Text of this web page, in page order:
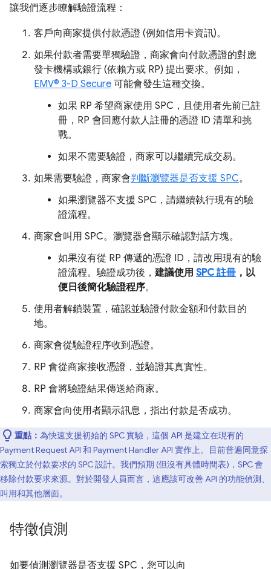
讓我們逐步瞭解驗證流程：
客戶向商家提供付款憑證 (例如信用卡資訊)。
如果付款者需要單獨驗證，商家會向付款憑證的對應
發卡機構或銀行 (依賴方或 RP) 提出要求。例如，
EMV® 3-D Secure 可能會發生這種交換。
如果 RP 希望商家使用 SPC，且使用者先前已註
冊，RP 會回應付款人註冊的憑證 ID 清單和挑
戰。
如果不需要驗證，商家可以繼續完成交易。
如果需要驗證，商家會判斷瀏覽器是否支援 SPC。
如果瀏覽器不支援 SPC，請繼續執行現有的驗
證流程。
商家會叫用 SPC。瀏覽器會顯示確認對話方塊。
如果沒有從 RP 傳遞的憑證 ID，請改用現有的驗
證流程。驗證成功後，建議使用 SPC 註冊 ，以
便日後簡化驗證程序。
使用者解鎖裝置，確認並驗證付款金額和付款目的
地。
商家會從驗證程序收到憑證。
RP 會從商家接收憑證，並驗證其真實性。
RP 會將驗證結果傳送給商家。
商家會向使用者顯示訊息，指出付款是否成功。
重點： 為快速支援初始的 SPC 實驗，這個 API 是建立在現有的
Payment Request API 和 Payment Handler API 實作上。目前普遍同意探
索獨立於付款要求的 SPC 設計。我們預期 (但沒有具體時間表)，SPC 會
移除付款要求來源。對於開發人員而言，這應該可改善 API 的功能偵測、
叫用和其他層面。
特徵偵測
如要偵測瀏覽器是否支援 SPC，您可以向